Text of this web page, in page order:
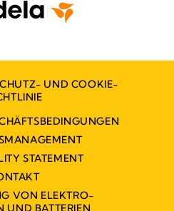
UND COOKIE-
STATEMENT
VON ELEKTRO-